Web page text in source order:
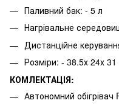
Паливний бак: - 5 л
Нагрівальне
Дистанційне
Розміри: - 38.5х 24х
КОМЛЕКТАЦІЯ:
Автономний